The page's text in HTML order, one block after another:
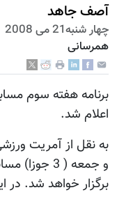
آصف جاهد
چهار شنبه21 می 2008
همرسانی
برنامه هفته سوم
اعلام شد.
و جمعه ( 3
برگزار خواهد شد. در این روزها 6